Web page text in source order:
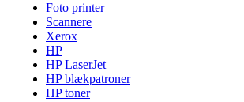
Foto printer
Scannere
Xerox
HP
HP LaserJet
HP blækpatroner
HP toner